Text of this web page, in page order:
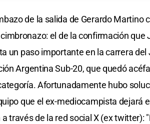
de la salida de Gerardo
el de la confirmación que
un paso importante en la carrera
Argentina Sub-20, que quedó
Afortunadamente hubo
que el ex-mediocampista dejará
través de la red social X (ex twitter):